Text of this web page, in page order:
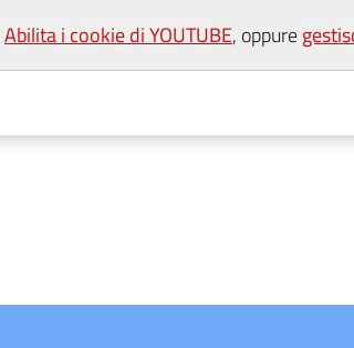
Abilita i cookie di YOUTUBE, oppure